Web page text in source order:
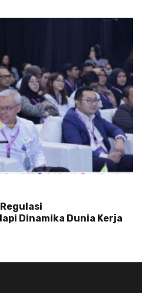
Dinamika Dunia Kerja